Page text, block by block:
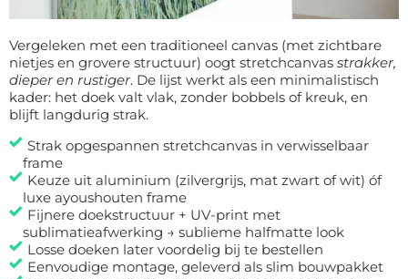
Vergeleken met een traditioneel canvas (met zichtbare
nietjes en grovere structuur) oogt stretchcanvas strakker,
dieper en rustiger. De lijst werkt als een minimalistisch
kader: het doek valt vlak, zonder bobbels of kreuk, en
blijft langdurig strak.
Strak opgespannen stretchcanvas in verwisselbaar
frame
Keuze uit aluminium (zilvergrijs, mat zwart of wit) óf
luxe ayoushouten frame
Fijnere doekstructuur + UV-print met
sublimatieafwerking → sublieme halfmatte look
Losse doeken later voordelig bij te bestellen
Eenvoudige montage, geleverd als slim bouwpakket